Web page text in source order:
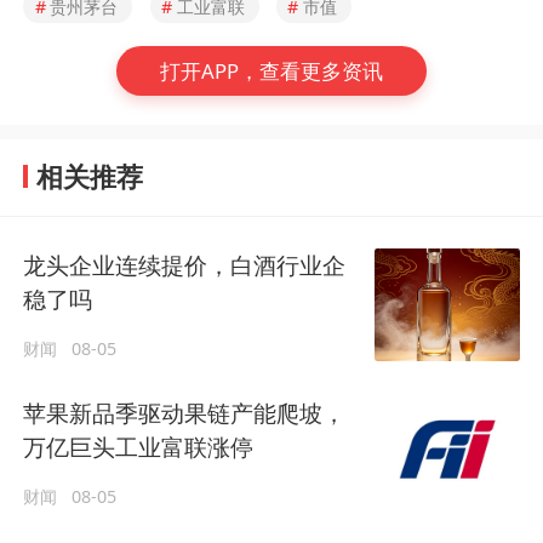
#贵州茅台 # 工业富联 # 市值
打开APP，查看更多资讯
相关推荐
龙头企业连续提价，白酒行业企
稳了吗
财闻 08-05
苹果新品季驱动果链产能爬坡，
万亿巨头工业富联涨停
财闻 08-05